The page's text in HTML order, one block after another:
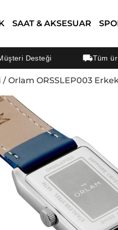
SAAT & AKSESUAR
Tüm
/ Orlam ORSSLEP003